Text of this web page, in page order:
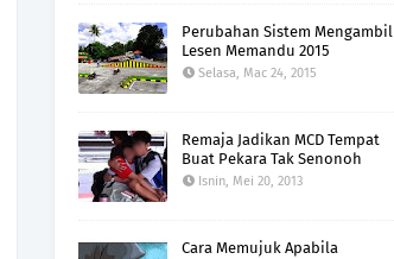
Perubahan Sistem Mengambil
Lesen Memandu 2015
Selasa, Mac 24, 2015
Remaja Jadikan MCD Tempat
Buat Pekara Tak Senonoh
Isnin, Mei 20, 2013
Cara Memujuk Apabila